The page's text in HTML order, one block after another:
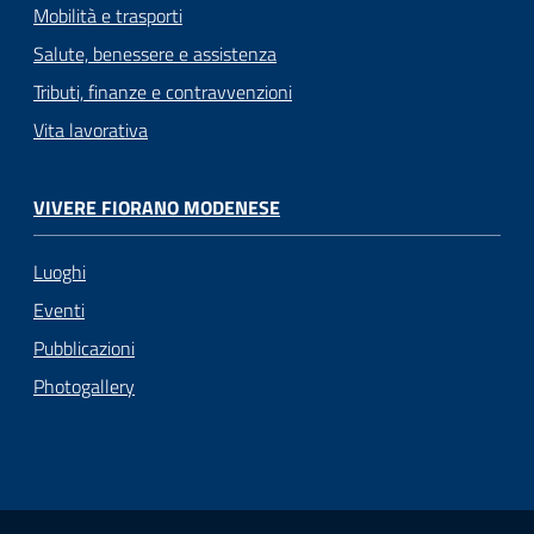
Mobilità e trasporti
Salute, benessere e assistenza
Tributi, finanze e contravvenzioni
Vita lavorativa
VIVERE FIORANO MODENESE
Luoghi
Eventi
Pubblicazioni
Photogallery